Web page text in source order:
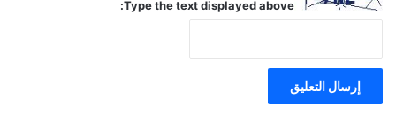
Type the text displayed above: